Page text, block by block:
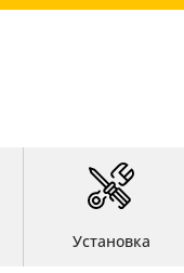
Установка